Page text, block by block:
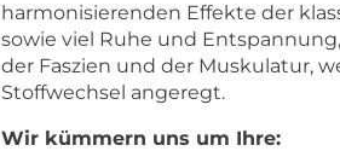
harmonisierenden Effekte der
sowie viel Ruhe und
der Faszien und der Muskulatur,
Stoffwechsel angeregt.
Wir kümmern uns um Ihre: